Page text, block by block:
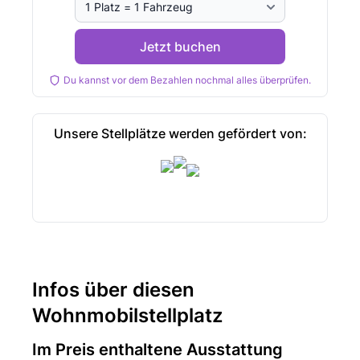
Jetzt buchen
Du kannst vor dem Bezahlen nochmal alles überprüfen.
Unsere Stellplätze werden gefördert von:
Infos über diesen
Wohnmobilstellplatz
Im Preis enthaltene Ausstattung